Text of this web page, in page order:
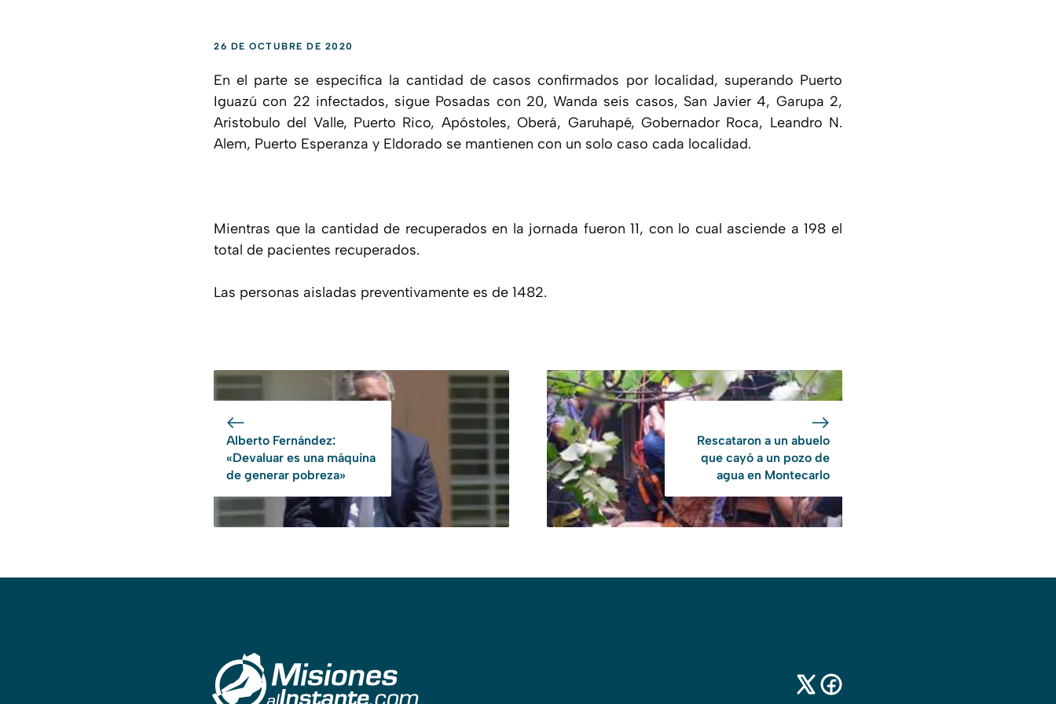
26 DE OCTUBRE DE 2020
En el parte se especifica la cantidad de casos confirmados por localidad, superando Puerto
Iguazú con 22 infectados, sigue Posadas con 20, Wanda seis casos, San Javier 4, Garupa 2,
Aristobulo del Valle, Puerto Rico, Apóstoles, Oberá, Garuhapé, Gobernador Roca, Leandro N.
Alem, Puerto Esperanza y Eldorado se mantienen con un solo caso cada localidad.
Mientras que la cantidad de recuperados en la jornada fueron 11, con lo cual asciende a 198 el
total de pacientes recuperados.
Las personas aisladas preventivamente es de 1482.
Alberto Fernández:
«Devaluar es una máquina
de generar pobreza»
Rescataron a un abuelo
que cayó a un pozo de
agua en Montecarlo